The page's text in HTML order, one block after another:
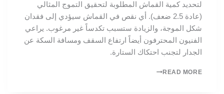
لتحديد كمية القماش المطلوبة لتحقيق التموج المثالي
(عادة 2.5 ضعف). أي نقص في القماش سيؤدي إلى فقدان
شكل الموجة، والزيادة ستسبب تكدساً غير مرغوب. يراعي
الفنيون المحترفون أيضاً ارتفاع السقف ومسافة السكة عن
الجدار لتجنب احتكاك الستارة.
READ MORE